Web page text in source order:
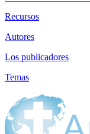
Recursos
Autores
Los publicadores
Temas